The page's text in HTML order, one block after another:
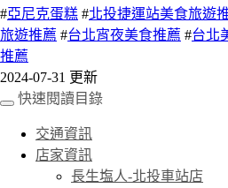
#亞尼克蛋糕 #北投捷運站美食旅遊
旅遊推薦 #台北宵夜美食推薦 #台北
推薦
2024-07-31 更新
快速閱讀目錄
交通資訊
店家資訊
長生塩人-北投車站店